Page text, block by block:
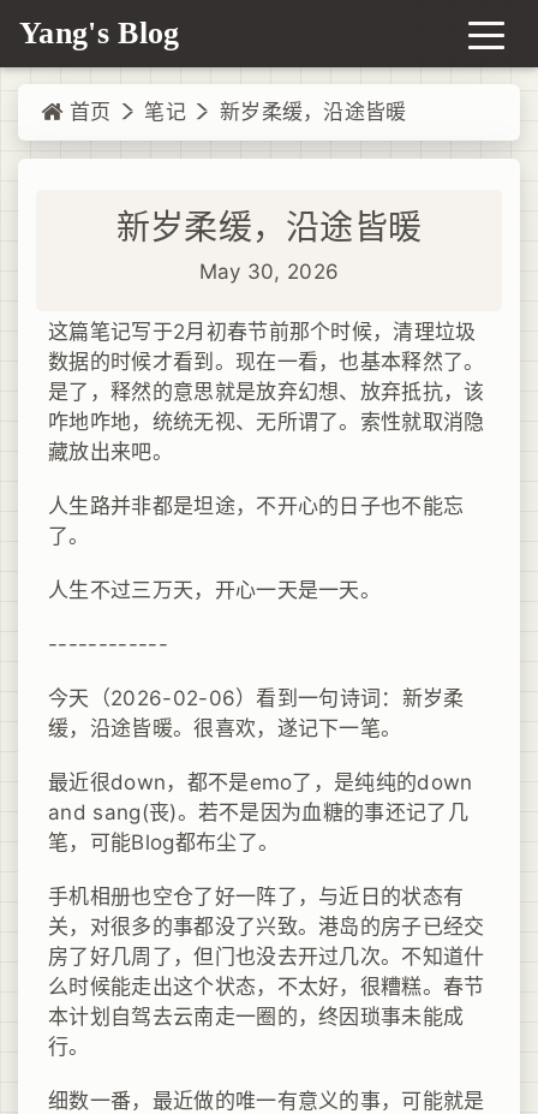
Yang's Blog
首页 笔记 新岁柔缓，沿途皆暖
新岁柔缓，沿途皆暖
May 30, 2026
这篇笔记写于2月初春节前那个时候，清理垃圾
数据的时候才看到。现在一看，也基本释然了。
是了，释然的意思就是放弃幻想、放弃抵抗，该
咋地咋地，统统无视、无所谓了。索性就取消隐
藏放出来吧。
人生路并非都是坦途，不开心的日子也不能忘
了。
人生不过三万天，开心一天是一天。
------------
今天（2026-02-06）看到一句诗词：新岁柔
缓，沿途皆暖。很喜欢，遂记下一笔。
最近很down，都不是emo了，是纯纯的down
and sang(丧)。若不是因为血糖的事还记了几
笔，可能Blog都布尘了。
手机相册也空仓了好一阵了，与近日的状态有
关，对很多的事都没了兴致。港岛的房子已经交
房了好几周了，但门也没去开过几次。不知道什
么时候能走出这个状态，不太好，很糟糕。春节
本计划自驾去云南走一圈的，终因琐事未能成
行。
细数一番，最近做的唯一有意义的事，可能就是